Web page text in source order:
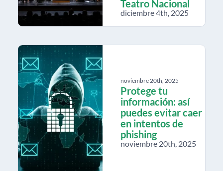
Teatro Nacional
diciembre 4th, 2025
noviembre 20th, 2025
Protege tu
información: así
puedes evitar caer
en intentos de
phishing
noviembre 20th, 2025